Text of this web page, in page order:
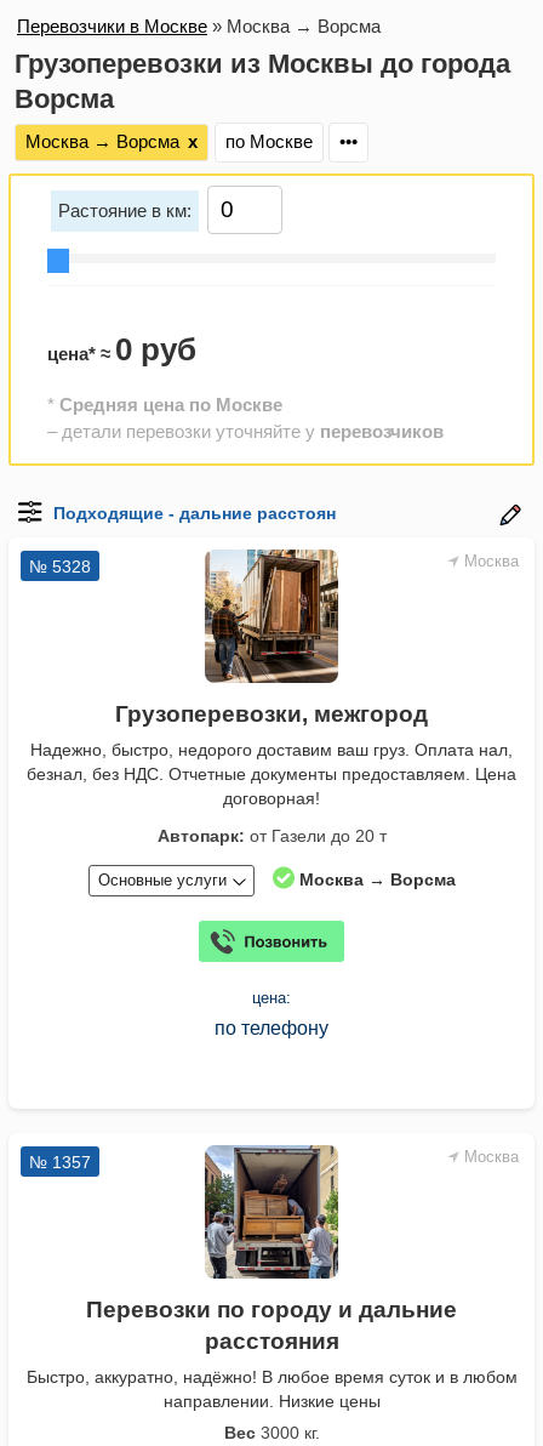
Перевозчики в Москве » Москва → Ворсма
Грузоперевозки из Москвы до города
Ворсма
Москва → Ворсма х по Москве •••
Растояние в км:
цена* ≈ 0 руб
* Средняя цена по Москве
– детали перевозки уточняйте у перевозчиков
Москва
№ 5328
Грузоперевозки, межгород
Надежно, быстро, недорого доставим ваш груз. Оплата нал,
безнал, без НДС. Отчетные документы предоставляем. Цена
договорная!
Автопарк: от Газели до 20 т
Основные услуги Москва → Ворсма
цена:
по телефону
Москва
№ 1357
Перевозки по городу и дальние
расстояния
Быстро, аккуратно, надёжно! В любое время суток и в любом
направлении. Низкие цены
Вес3000 кг.